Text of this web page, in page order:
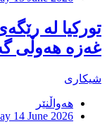
توركیا لە
غەزە هەوڵی
شیکاری
هەواڵنێر
14 June 2026